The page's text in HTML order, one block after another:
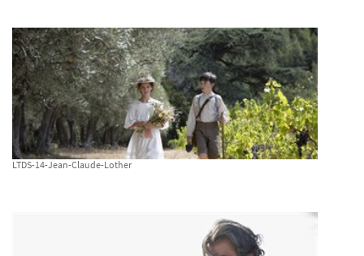
LTDS-14-Jean-Claude-Lother